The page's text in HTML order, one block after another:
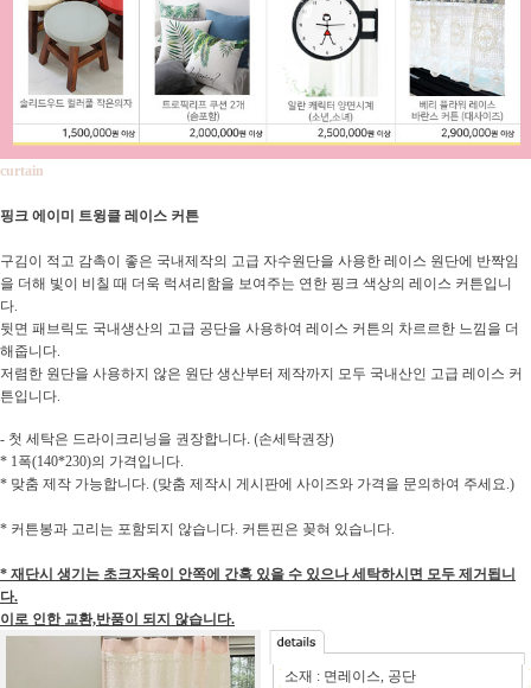
curtain
핑크 에이미 트윙클 레이스 커튼
구김이 적고 감촉이 좋은 국내제작의 고급 자수원단을 사용한 레이스 원단에 반짝임
을 더해 빛이 비칠 때 더욱 럭셔리함을 보여주는 연한 핑크 색상의 레이스 커튼입니
다.
뒷면 패브릭도 국내생산의 고급 공단을 사용하여 레이스 커튼의 차르르한 느낌을 더
해줍니다.
저렴한 원단을 사용하지 않은 원단 생산부터 제작까지 모두 국내산인 고급 레이스 커
튼입니다.
- 첫 세탁은 드라이크리닝을 권장합니다. (손세탁권장)
* 1폭(140*230)의 가격입니다.
* 맞춤 제작 가능합니다. (맞춤 제작시 게시판에 사이즈와 가격을 문의하여 주세요.)
* 커튼봉과 고리는 포함되지 않습니다. 커튼핀은 꽂혀 있습니다.
* 재단시 생기는 초크자욱이 안쪽에 간혹 있을 수 있으나 세탁하시면 모두 제거됩니
다.
이로 인한 교환,반품이 되지 않습니다.
소재 : 면레이스, 공단